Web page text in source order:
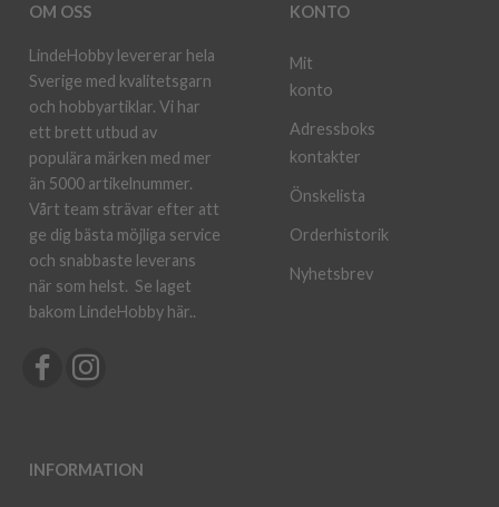
OM OSS
LindeHobby levererar hela
Sverige med kvalitetsgarn
och hobbyartiklar. Vi har
ett brett utbud av
populära märken med mer
än 5000 artikelnummer.
Vårt team strävar efter att
ge dig bästa möjliga service
och snabbaste leverans
när som helst. Se laget
bakom LindeHobby här..
INFORMATION
KONTO
Mit
konto
Adressboks
kontakter
Önskelista
Orderhistorik
Nyhetsbrev